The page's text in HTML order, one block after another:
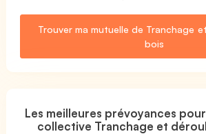
Trouver ma mutuelle de Tranchage
bois
Les meilleures prévoyances
collective Tranchage et